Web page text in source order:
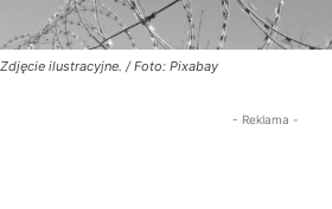
Zdjęcie ilustracyjne. / Foto: Pixabay
- Reklama -